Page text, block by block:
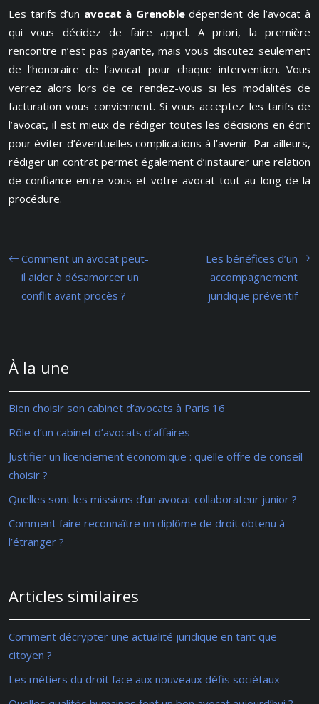
Les tarifs d’un avocat à Grenobledépendent de l’avocat à
qui vous décidez de faire appel. A priori, la première
rencontre n’est pas payante, mais vous discutez seulement
de l’honoraire de l’avocat pour chaque intervention. Vous
verrez alors lors de ce rendez-vous si les modalités de
facturation vous conviennent. Si vous acceptez les tarifs de
l’avocat, il est mieux de rédiger toutes les décisions en écrit
pour éviter d’éventuelles complications à l’avenir. Par ailleurs,
rédiger un contrat permet également d’instaurer une relation
de confiance entre vous et votre avocat tout au long de la
procédure.
Comment un avocat peut-
il aider à désamorcer un
conflit avant procès ?
Les bénéfices d’un
accompagnement
juridique préventif
À la une
Bien choisir son cabinet d’avocats à Paris 16
Rôle d’un cabinet d’avocats d’affaires
Justifier un licenciement économique : quelle offre de conseil
choisir ?
Quelles sont les missions d’un avocat collaborateur junior ?
Comment faire reconnaître un diplôme de droit obtenu à
l’étranger ?
Articles similaires
Comment décrypter une actualité juridique en tant que
citoyen ?
Les métiers du droit face aux nouveaux défis sociétaux